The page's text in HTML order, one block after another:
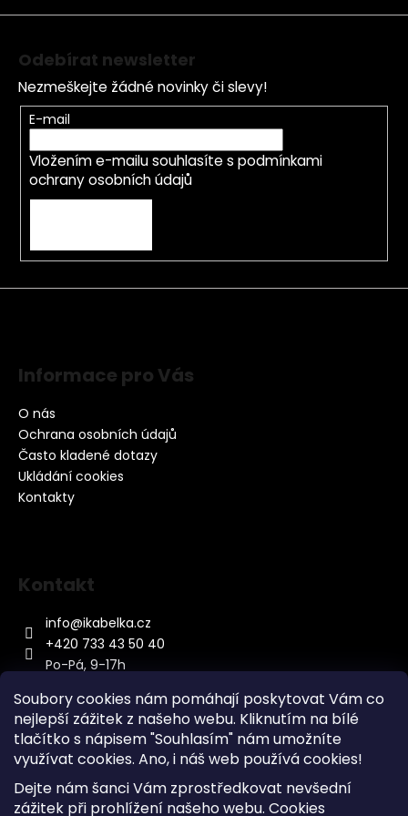
Soubory cookies nám pomáhají poskytovat Vám co
nejlepší zážitek z našeho webu. Kliknutím na bílé
tlačítko s nápisem "Souhlasím" nám umožníte
využívat cookies. Ano, i náš web používá cookies!
Dejte nám šanci Vám zprostředkovat nevšední
zážitek při prohlížení našeho webu. Cookies
Odebírat newsletter
Nezmeškejte žádné novinky či slevy!
E-mail
Vložením e-mailu souhlasíte s podmínkami
ochrany osobních údajů
Informace pro Vás
O nás
Ochrana osobních údajů
Často kladené dotazy
Ukládání cookies
Kontakty
Kontakt
info@ikabelka.cz
+420 733 43 50 40
Po-Pá, 9-17h
Kontakt
Sitemap